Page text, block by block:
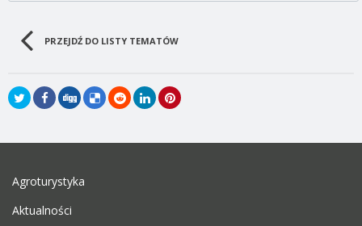
PRZEJDŹ DO LISTY TEMATÓW
Agroturystyka
Aktualności